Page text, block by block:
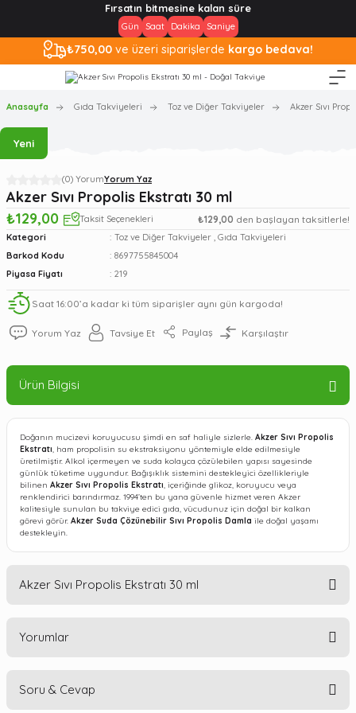
Fırsatın bitmesine kalan süre
Gün Saat Dakika Saniye
₺750,00 ve üzeri siparişlerde kargo bedava!
Anasayfa Gıda Takviyeleri Toz ve Diğer Takviyeler Akzer Sıvı
Yeni
(0) YorumYorum Yaz
Akzer Sıvı Propolis Ekstratı 30 ml
₺129,00
Taksit Seçenekleri ₺129,00 den başlayan taksitlerle!
Kategori Toz ve Diğer Takviyeler , Gıda Takviyeleri
Barkod Kodu
8697755845004
Piyasa Fiyatı
219
Saat 16:00’a kadar ki tüm siparişler aynı gün kargoda!
Yorum Yaz Tavsiye Et Paylaş Karşılaştır
Ürün Bilgisi
Doğanın mucizevi koruyucusu şimdi en saf haliyle sizlerle. Akzer Sıvı Propolis
Ekstratı, ham propolisin su ekstraksiyonu yöntemiyle elde edilmesiyle
üretilmiştir. Alkol içermeyen ve suda kolayca çözülebilen yapısı sayesinde
günlük tüketime uygundur. Bağışıklık sistemini destekleyici özellikleriyle
bilinen Akzer Sıvı Propolis Ekstratı, içeriğinde glikoz, koruyucu veya
renklendirici barındırmaz. 1994’ten bu yana güvenle hizmet veren Akzer
kalitesiyle sunulan bu takviye edici gıda, vücudunuz için doğal bir kalkan
görevi görür. Akzer Suda Çözünebilir Sıvı Propolis Damla ile doğal yaşamı
destekleyin.
Akzer Sıvı Propolis Ekstratı 30 ml
Akzer Suda Çözünebilir Sıvı
İçindekiler:Liquid Propolis (Sıvı Propolis) (30mg). Saf propolisin su ile
Yorumlar
Soru & Cevap